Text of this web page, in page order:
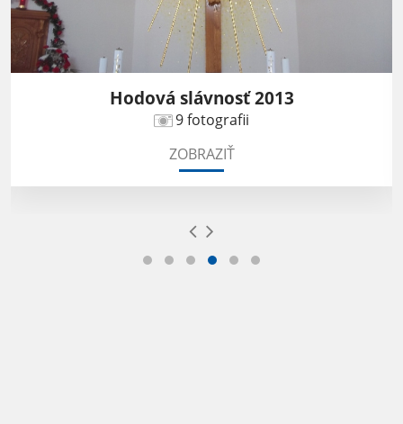
Hodová slávnosť 2013
9 fotografii
ZOBRAZIŤ